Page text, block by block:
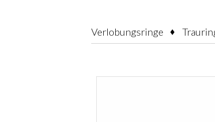
Verlobungsringe